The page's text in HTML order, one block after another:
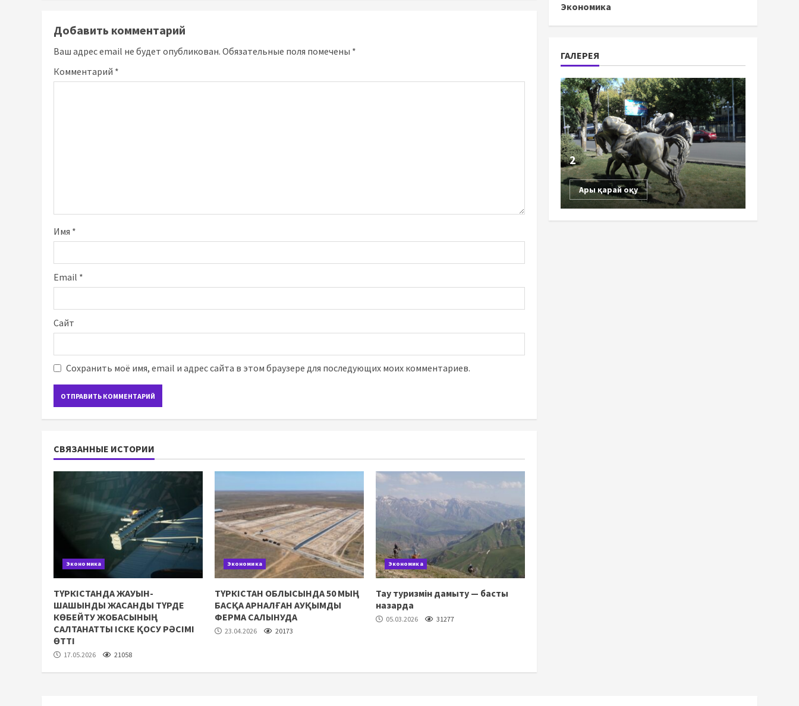
Добавить комментарий
Ваш адрес email не будет опубликован. Обязательные поля помечены *
Комментарий *
Имя *
Email *
Сайт
Сохранить моё имя, email и адрес сайта в этом браузере для последующих моих комментариев.
СВЯЗАННЫЕ ИСТОРИИ
Экономика
ТҮРКІСТАНДА ЖАУЫН-
ШАШЫНДЫ ЖАСАНДЫ ТҮРДЕ
КӨБЕЙТУ ЖОБАСЫНЫҢ
САЛТАНАТТЫ ІСКЕ ҚОСУ РӘСІМІ
ӨТТІ
17.05.2026 21058
Экономика
ТҮРКІСТАН ОБЛЫСЫНДА 50 МЫҢ
БАСҚА АРНАЛҒАН АУҚЫМДЫ
ФЕРМА САЛЫНУДА
23.04.2026 20173
Экономика
Тау туризмін дамыту — басты
назарда
05.03.2026 31277
Экономика
ГАЛЕРЕЯ
2
Ары қарай оқу